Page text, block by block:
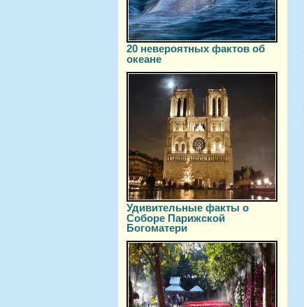
20 невероятных фактов об
океане
Удивительные факты о
Соборе Парижской
Богоматери